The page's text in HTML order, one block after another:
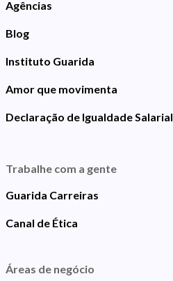
Agências
Blog
Instituto Guarida
Amor que movimenta
Declaração de Igualdade Salarial
Trabalhe com a gente
Guarida Carreiras
Canal de Ética
Áreas de negócio